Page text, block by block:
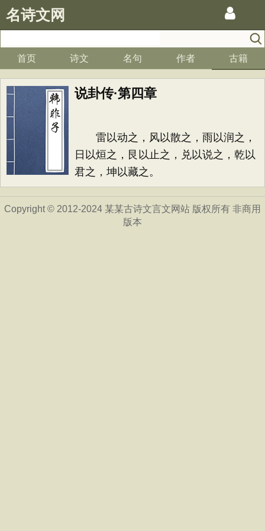
名诗文网
首页 诗文 名句 作者 古籍
说卦传·第四章
雷以动之，风以散之，雨以润之，
日以烜之，艮以止之，兑以说之，乾以
君之，坤以藏之。
Copyright © 2012-2024 某某古诗文言文网站 版权所有 非商用
版本